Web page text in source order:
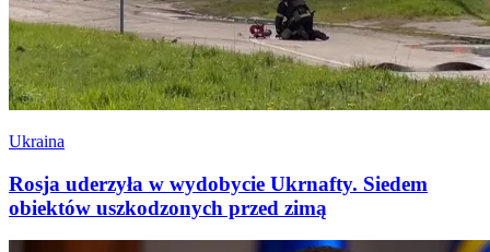
Ukraina
Rosja uderzyła w wydobycie Ukrnafty. Siedem
obiektów uszkodzonych przed zimą